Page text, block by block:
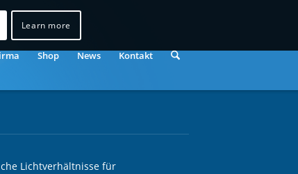
Shop News Kontakt
Lichtverhältnisse für
Learn more